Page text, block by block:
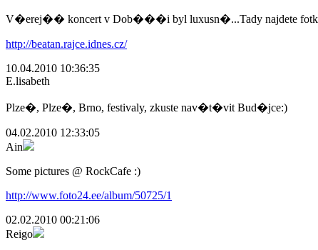
V�erej�� koncert v Dob���i byl luxusn�...Tady najdete
http://beatan.rajce.idnes.cz/
10.04.2010 10:36:35
E.lisabeth
Plze�, Plze�, Brno, festivaly, zkuste nav�t�vit Bud�jce:)
04.02.2010 12:33:05
Ain
Some pictures @ RockCafe :)
http://www.foto24.ee/album/50725/1
02.02.2010 00:21:06
Reigo